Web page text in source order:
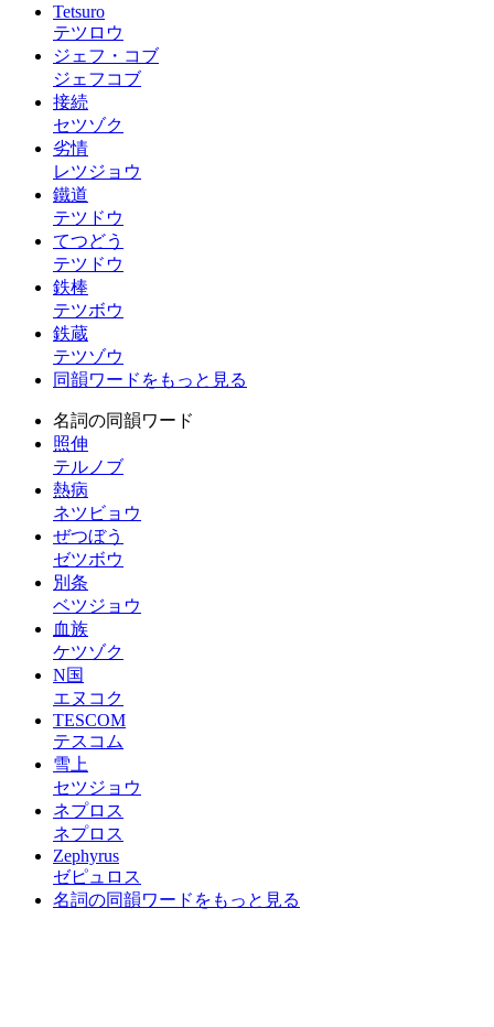
Tetsuro
テツロウ
ジェフ・コブ
ジェフコブ
接続
セツゾク
劣情
レツジョウ
鐵道
テツドウ
てつどう
テツドウ
鉄棒
テツボウ
鉄蔵
テツゾウ
同韻ワードをもっと見る
名詞の同韻ワード
照伸
テルノブ
熱病
ネツビョウ
ぜつぼう
ゼツボウ
別条
ベツジョウ
血族
ケツゾク
N国
エヌコク
TESCOM
テスコム
雪上
セツジョウ
ネプロス
ネプロス
Zephyrus
ゼピュロス
名詞の同韻ワードをもっと見る